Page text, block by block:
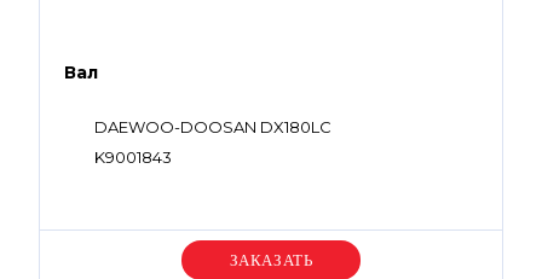
Вал
DAEWOO-DOOSAN DX180LC
K9001843
Уточняйте цену